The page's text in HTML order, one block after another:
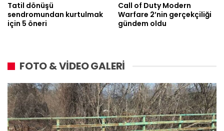
Tatil dönüşü
sendromundan kurtulmak
için 5 öneri
Call of Duty Modern
Warfare 2’nin gerçekçiliği
gündem oldu
FOTO & VİDEO GALERİ